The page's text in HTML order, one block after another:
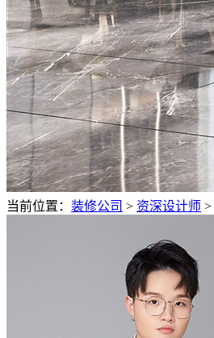
当前位置： 装修公司 > 资深设计师 >